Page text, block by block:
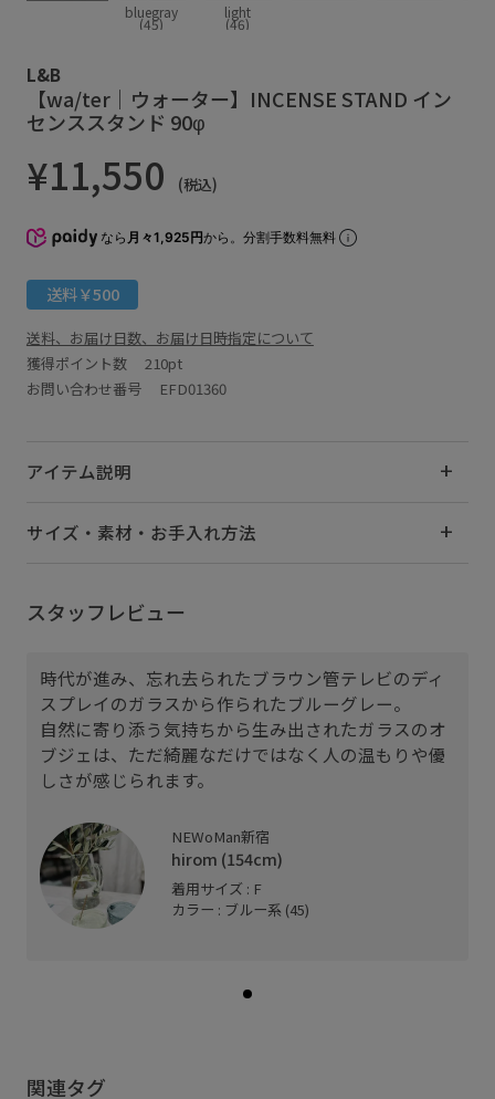
bluegray
(45)
light
(46)
L&B
【wa/ter｜ウォーター】INCENSE STAND イン
センススタンド 90φ
¥11,550 (税込)
なら 月々1,925円から。分割手数料無料
送料￥500
送料、お届け日数、お届け日時指定について
獲得ポイント数 210pt
お問い合わせ番号 EFD01360
アイテム説明
サイズ・素材・お手入れ方法
スタッフレビュー
時代が進み、忘れ去られたブラウン管テレビのディ
スプレイのガラスから作られたブルーグレー。
自然に寄り添う気持ちから生み出されたガラスのオ
ブジェは、ただ綺麗なだけではなく人の温もりや優
しさが感じられます。
NEWoMan新宿
hirom (154cm)
着用サイズ : F
カラー : ブルー系 (45)
関連タグ